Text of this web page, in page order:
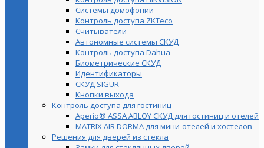
Системы домофонии
Контроль доступа ZKTeco
Считыватели
Автономные системы СКУД
Контроль доступа Dahua
Биометрические СКУД
Идентификаторы
СКУД SIGUR
Кнопки выхода
Контроль доступа для гостиниц
Aperio® ASSA ABLOY СКУД для гостиниц и отелей
MATRIX AIR DORMA для мини-отелей и хостелов
Решения для дверей из стекла